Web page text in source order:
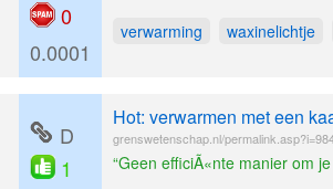
0
0.0001
verwarming waxinelichtje
D
1
Hot: verwarmen met een
grenswetenschap.nl/
“Geen efficiÃ«nte manier om